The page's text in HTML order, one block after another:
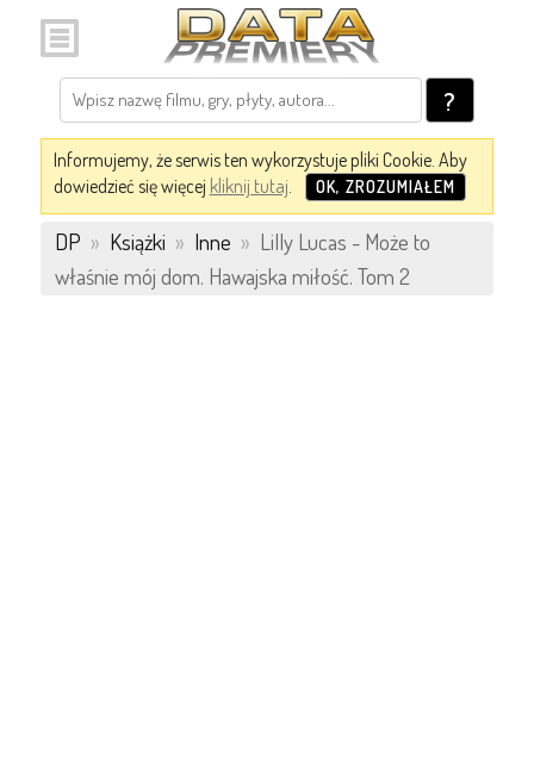
?
Informujemy, że serwis ten wykorzystuje pliki Cookie. Aby
dowiedzieć się więcej kliknij tutaj. OK, ZROZUMIAŁEM
DP » Książki » Inne » Lilly Lucas - Może to
właśnie mój dom. Hawajska miłość. Tom 2